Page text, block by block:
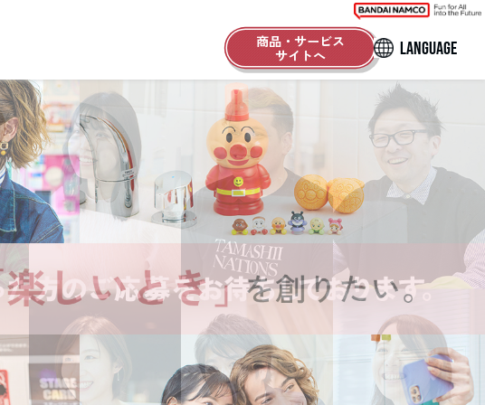
商品・サービス
サイトへ
LANGUAGE